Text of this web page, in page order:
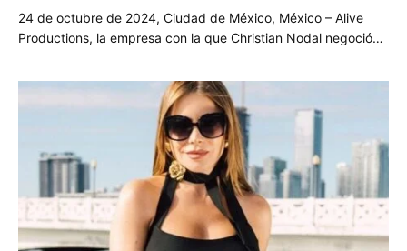
24 de octubre de 2024, Ciudad de México, México – Alive
Productions, la empresa con la que Christian Nodal negoció…